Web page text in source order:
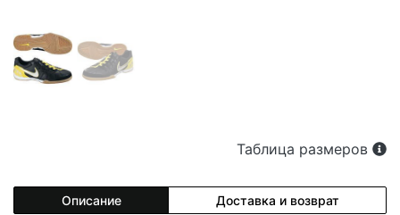
Таблица размеров
Описание Доставка и возврат